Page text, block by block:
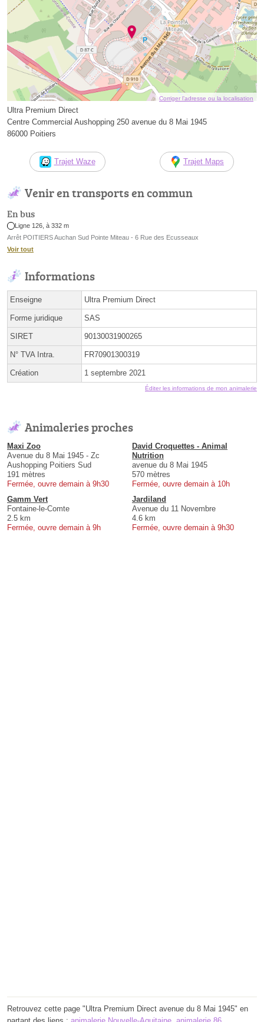
Corriger l’adresse ou la localisation
Ultra Premium Direct
Centre Commercial Aushopping 250 avenue du 8 Mai 1945
86000 Poitiers
Trajet Waze Trajet Maps
Venir en transports en commun
En bus
Ligne 126, à 332 m
Arrêt POITIERS Auchan Sud Pointe Miteau - 6 Rue des Ecusseaux
Voir tout
Informations
Enseigne Ultra Premium Direct
Forme juridique SAS
SIRET 90130031900265
N° TVA Intra. FR70901300319
Création 1 septembre 2021
Éditer les informations de mon animalerie
Animaleries proches
Maxi Zoo
Avenue du 8 Mai 1945 - Zc
Aushopping Poitiers Sud
191 mètres
Fermée, ouvre demain à 9h30
David Croquettes - Animal
Nutrition
avenue du 8 Mai 1945
570 mètres
Fermée, ouvre demain à 10h
Gamm Vert
Fontaine-le-Comte
2.5 km
Fermée, ouvre demain à 9h
Jardiland
Avenue du 11 Novembre
4.6 km
Fermée, ouvre demain à 9h30
Retrouvez cette page "Ultra Premium Direct avenue du 8 Mai 1945" en